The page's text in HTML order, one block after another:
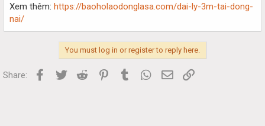
Xem thêm: https://baoholaodonglasa.com/dai-ly-3m-tai-dong-
nai/
You must log in or register to reply here.
Share: Facebook
Twitter Reddit PinterestTumblr WhatsApp
Email